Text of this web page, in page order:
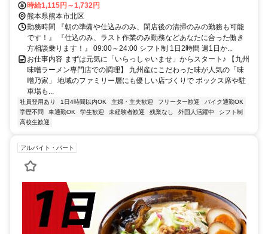
時給1,115円～1,732円
熊本県熊本市北区
勤務時間 『朝の準備や仕込みのみ、閉店後の清掃のみの勤務も可能
です！』 『仕込のみ、ラスト作業のみ勤務などあなたに合った働き
方相談乗ります！』 09:00～24:00 シフト制 1日2時間 週1日か...
お仕事内容 まずは元気に「いらっしゃいませ」からスタート♪ 【九州
味噌ラーメン専門店での調理】 九州産にこだわった味が人気の「味
噌乃家」 地域のファミリー層にも優しい店づくりで ボックス席や駐
車場も...
社員登用あり 1日4時間以内OK 主婦・主夫歓迎 フリーター歓迎
バイク通勤OK
学歴不問
車通勤OK 学生歓迎 未経験者歓迎 残業なし 外国人活躍中
シフト制
高校生歓迎
アルバイト・パート